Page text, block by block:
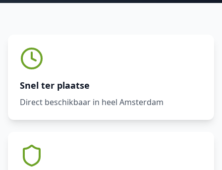
Snel ter plaatse
Direct beschikbaar in heel Amsterdam